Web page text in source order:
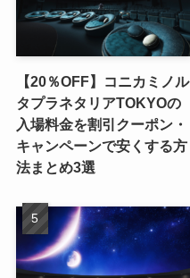
【20％OFF】コニカミノル
タプラネタリアTOKYOの
入場料金を割引クーポン・
キャンペーンで安くする方
法まとめ3選